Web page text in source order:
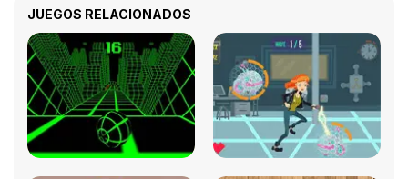
JUEGOS RELACIONADOS